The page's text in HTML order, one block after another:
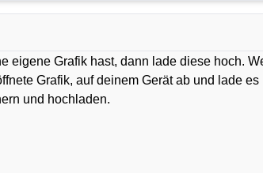
eigene Grafik hast, dann lade diese hoch.
Grafik, auf deinem Gerät ab und lade
und hochladen.